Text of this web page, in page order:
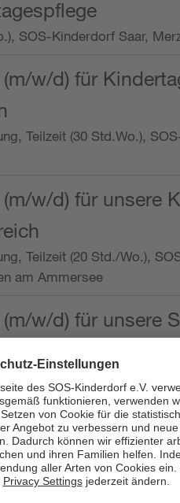
SOS-Kinderdorf Saar,
w/d) für
Teilzeit (30 Std.Wo.),
w/d) für unsere
Teilzeit (20 Std./Wo.),
am Ammersee
w/d) für unsere
Vollzeit oder Teilzeit
Worpswede,
der
(m/w/d) und die